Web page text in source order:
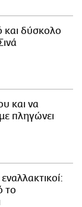
και δύσκολο
και να
πληγώνει
το